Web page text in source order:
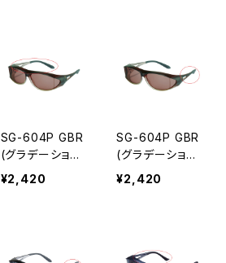
SG-604P GBR
(グラデーション
ブラウン) パーツ
右テンプル
¥2,420
SG-604P GBR
(グラデーション
ブラウン) パーツ
左テンプル
¥2,420